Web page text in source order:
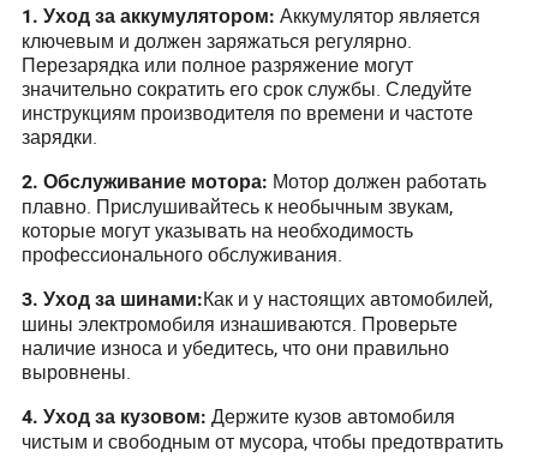
1. Уход за аккумулятором: Аккумулятор является
ключевым и должен заряжаться регулярно.
Перезарядка или полное разряжение могут
значительно сократить его срок службы. Следуйте
инструкциям производителя по времени и частоте
зарядки.
2. Обслуживание мотора: Мотор должен работать
плавно. Прислушивайтесь к необычным звукам,
которые могут указывать на необходимость
профессионального обслуживания.
3. Уход за шинами:Как и у настоящих автомобилей,
шины электромобиля изнашиваются. Проверьте
наличие износа и убедитесь, что они правильно
выровнены.
4. Уход за кузовом: Держите кузов автомобиля
чистым и свободным от мусора, чтобы предотвратить